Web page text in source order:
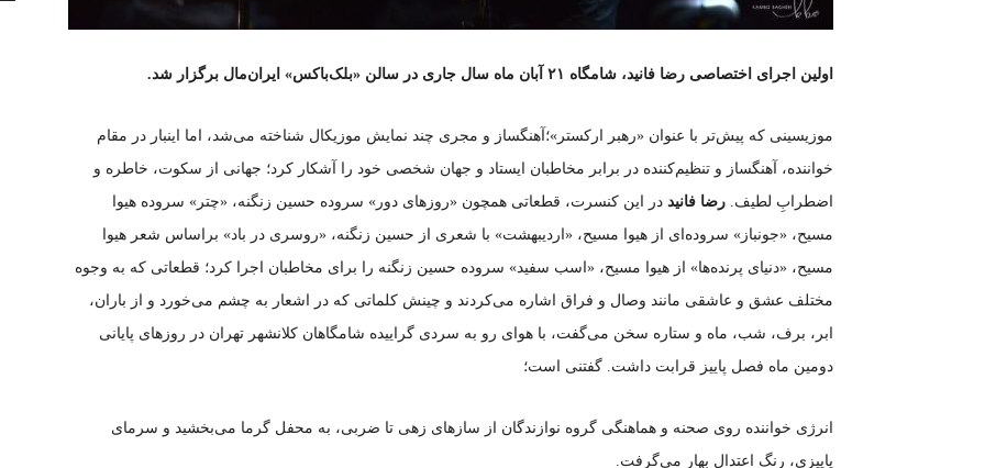
اولین اجرای اختصاصی رضا فانید، شامگاه ۲۱ آبان ماه سال جاری در سالن «بلک‌باکس» ایران‌مال برگزار شد.
موزیسینی که پیش‌تر با عنوان «رهبر ارکستر»؛آهنگساز و مجری چند نمایش موزیکال شناخته می‌شد، اما اینبار در مقام
خواننده، آهنگساز و تنظیم‌کننده در برابر مخاطبان ایستاد و جهان شخصی خود را آشکار کرد؛ جهانی از سکوت، خاطره و
اضطرابِ لطیف. رضا فانید در این کنسرت، قطعاتی همچون «روزهای دور» سروده حسین زنگنه، «چتر» سروده هیوا
مسیح، «جونباز» سروده‌ای از هیوا مسیح، «اردیبهشت» با شعری از حسین زنگنه، «روسری در باد» براساس شعر هیوا
مسیح، «دنیای پرنده‌ها» از هیوا مسیح، «اسب سفید» سروده حسین زنگنه را برای مخاطبان اجرا کرد؛ قطعاتی که به وجوه
مختلف عشق و عاشقی مانند وصال و فراق اشاره می‌کردند و چینش کلماتی که در اشعار به چشم می‌خورد و از باران،
ابر، برف، شب، ماه و ستاره سخن می‌گفت، با هوای رو به سردی گراییده شامگاهان کلانشهر تهران در روزهای پایانی
دومین ماه فصل پاییز قرابت داشت. گفتنی است؛
انرژی خواننده روی صحنه و هماهنگی گروه نوازندگان از سازهای زهی تا ضربی، به محفل گرما می‌بخشید و سرمای
پاییزی، رنگ اعتدال بهار می‌گرفت.